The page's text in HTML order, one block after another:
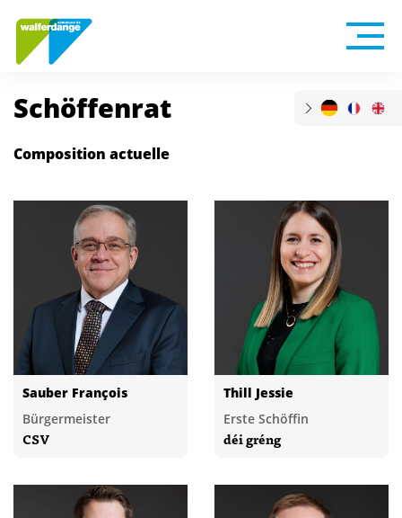
Schöffenrat
Composition actuelle
Sauber François
Bürgermeister
CSV
Thill Jessie
Erste Schöffin
déi gréng